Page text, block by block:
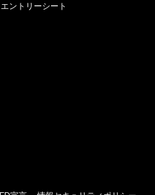
エントリーシート